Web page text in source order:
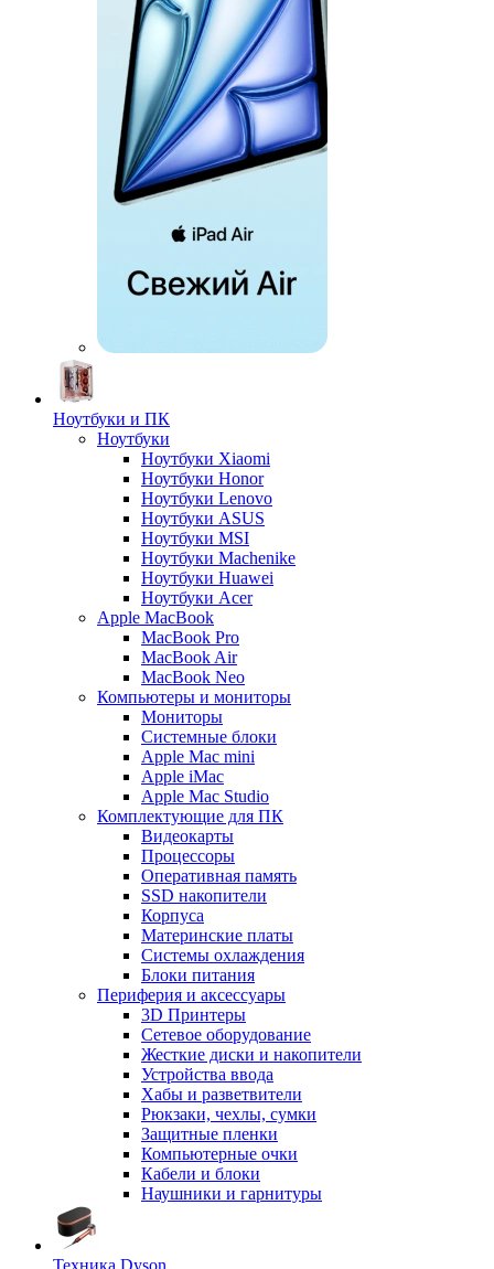
Ноутбуки и ПК
Ноутбуки
Ноутбуки Xiaomi
Ноутбуки Honor
Ноутбуки Lenovo
Ноутбуки ASUS
Ноутбуки MSI
Ноутбуки Machenike
Ноутбуки Huawei
Ноутбуки Acer
Apple MacBook
MacBook Pro
MacBook Air
MacBook Neo
Компьютеры и мониторы
Мониторы
Системные блоки
Apple Mac mini
Apple iMac
Apple Mac Studio
Комплектующие для ПК
Видеокарты
Процессоры
Оперативная память
SSD накопители
Корпуса
Материнские платы
Системы охлаждения
Блоки питания
Периферия и аксессуары
3D Принтеры
Сетевое оборудование
Жесткие диски и накопители
Устройства ввода
Хабы и разветвители
Рюкзаки, чехлы, сумки
Защитные пленки
Компьютерные очки
Кабели и блоки
Наушники и гарнитуры
Техника Dyson